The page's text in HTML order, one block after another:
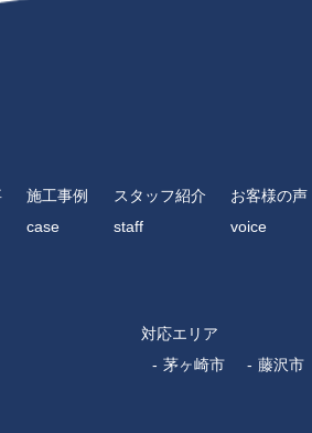
施工事例
case
スタッフ紹介
staff
お客様の声
voice
対応エリア
茅ヶ崎市
藤沢市